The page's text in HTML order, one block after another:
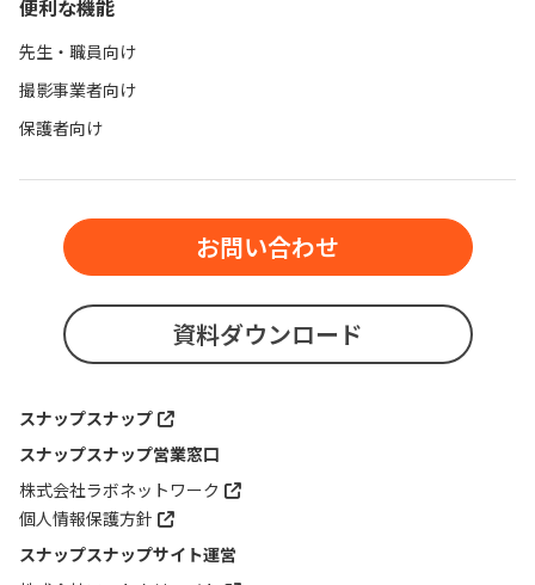
便利な機能
先生・職員向け
撮影事業者向け
保護者向け
お問い合わせ
資料ダウンロード
スナップスナップ
スナップスナップ営業窓口
株式会社ラボネットワーク
個人情報保護方針
スナップスナップサイト運営